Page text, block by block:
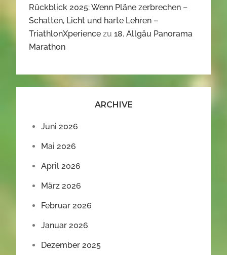
Rückblick 2025: Wenn Pläne zerbrechen –
Schatten, Licht und harte Lehren –
TriathlonXperience zu18. Allgäu Panorama
Marathon
ARCHIVE
Juni 2026
Mai 2026
April 2026
März 2026
Februar 2026
Januar 2026
Dezember 2025